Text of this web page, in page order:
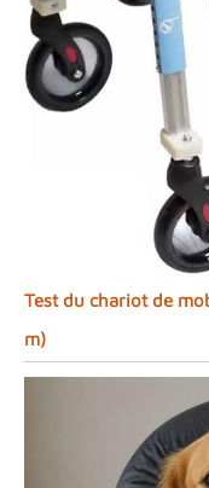
Test du chariot de
m)